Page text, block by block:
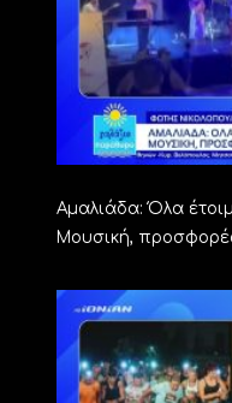
Αμαλιάδα: Όλα
Μουσική,